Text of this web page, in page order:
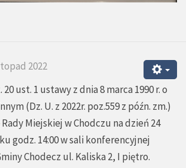
2022
ust. 1 ustawy z dnia 8 marca 1990 r. o
(Dz. U. z 2022r. poz.559 z późn. zm.)
Rady Miejskiej w Chodczu na dzień 24
godz. 14:00 w sali konferencyjnej
Chodecz ul. Kaliska 2, I piętro.